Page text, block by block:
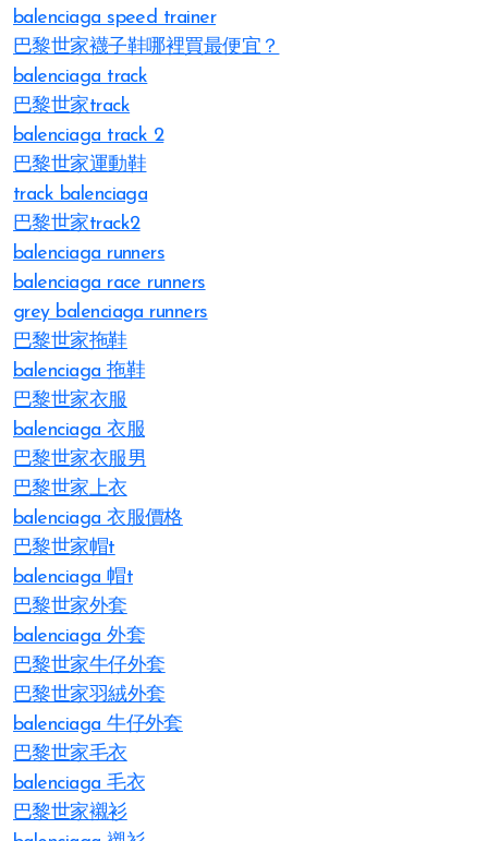
balenciaga speed trainer
巴黎世家襪子鞋哪裡買最便宜？
balenciaga track
巴黎世家track
balenciaga track 2
巴黎世家運動鞋
track balenciaga
巴黎世家track2
balenciaga runners
balenciaga race runners
grey balenciaga runners
巴黎世家拖鞋
balenciaga 拖鞋
巴黎世家衣服
balenciaga 衣服
巴黎世家衣服男
巴黎世家上衣
balenciaga 衣服價格
巴黎世家帽t
balenciaga 帽t
巴黎世家外套
balenciaga 外套
巴黎世家牛仔外套
巴黎世家羽絨外套
balenciaga 牛仔外套
巴黎世家毛衣
balenciaga 毛衣
巴黎世家襯衫